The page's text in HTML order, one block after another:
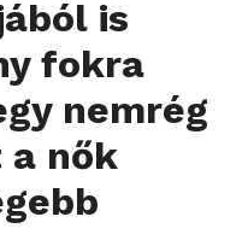
is
fokra
nemrég
nők